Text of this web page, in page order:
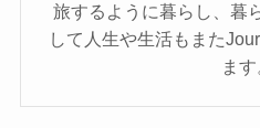
旅するように暮らし、暮
して人生や生活もまた
ます